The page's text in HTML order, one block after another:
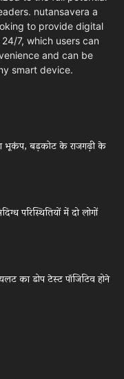
nutansavera a
to provide digital
7, which users can
and can be
smart device.
भूकंप, बड़कोट के राजगढ़ी के
परिस्थितियों में दो लोगों
का डोप टेस्ट पॉजिटिव होने